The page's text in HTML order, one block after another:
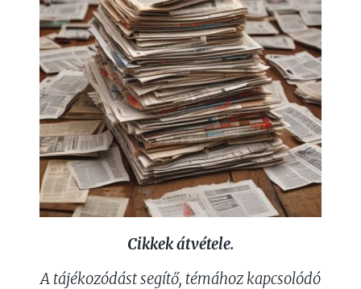
Cikkek átvétele.
A tájékozódást segítő, témához kapcsolódó